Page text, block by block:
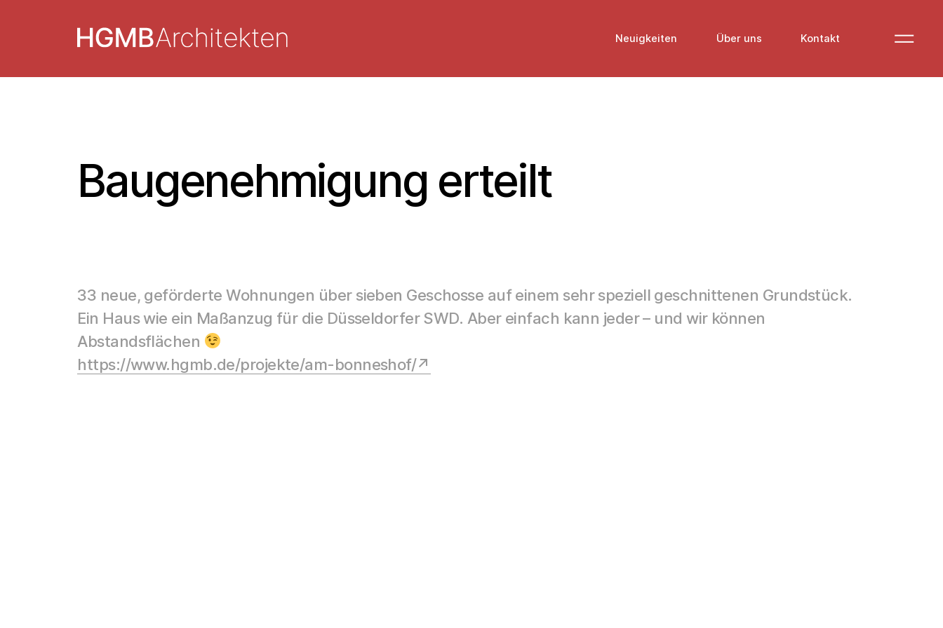
Neuigkeiten Über uns Kontakt
Baugenehmigung erteilt
33 neue, geförderte Wohnungen über sieben Geschosse auf einem sehr speziell geschnittenen Grundstück.
Ein Haus wie ein Maßanzug für die Düsseldorfer SWD. Aber einfach kann jeder – und wir können
Abstandsflächen
https://www.hgmb.de/projekte/am-bonneshof/